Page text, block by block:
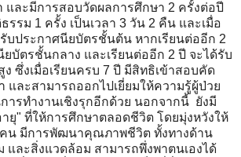
และมีการสอบวัดผลการศึกษา 2 ครั้งต่อปี
รรม 1 ครั้ง เป็นเวลา 3 วัน 2 คืน และเมื่อ
รับประกาศนียบัตรชั้นต้น หากเรียนต่ออีก 2
บัตรชั้นกลาง และเรียนต่ออีก 2 ปี จะได้รับ
ซึ่งเมื่อเรียนครบ 7 ปี มีสิทธิเข้าสอบคัด
และสามารถออกไปเยี่ยมให้ความรู้ผู้ป่วย
ารทำงานเชิงรุกอีกด้วย นอกจากนี้ ยังมี
ยุ" ที่ให้การศึกษาตลอดชีวิต โดยมุ่งหวังให้
คน มีการพัฒนาคุณภาพชีวิต ทั้งทางด้าน
และสิ่งแวดล้อม สามารถพึ่งพาตนเองได้